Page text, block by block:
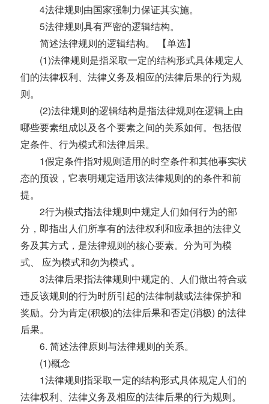
4法律规则由国家强制力保证其实施。
5法律规则具有严密的逻辑结构。
简述法律规则的逻辑结构。 【单选】
(1)法律规则是指采取一定的结构形式具体规定人
们的法律权利、法律义务及相应的法律后果的行为规
则。
(2)法律规则的逻辑结构是指法律规则在逻辑上由
哪些要素组成以及各个要素之间的关系如何。包括假
定条件、行为模式和法律后果。
1假定条件指对规则适用的时空条件和其他事实状
态的预设，它表明规定适用该法律规则的的条件和前
提。
2行为模式指法律规则中规定人们如何行为的部
分，即指出人们所享有的法律权利和应承担的法律义
务及其方式，是法律规则的核心要素。分为可为模
式、 应为模式和勿为模式 。
3法律后果指法律规则中规定的、人们做出符合或
违反该规则的行为时所引起的法律制裁或法律保护和
奖励。分为肯定(积极)的法律后果和否定(消极) 的法律
后果。
6. 简述法律原则与法律规则的关系。
(1)概念
1法律规则指采取一定的结构形式具体规定人们的
法律权利、法律义务及相应的法律后果的行为规则。